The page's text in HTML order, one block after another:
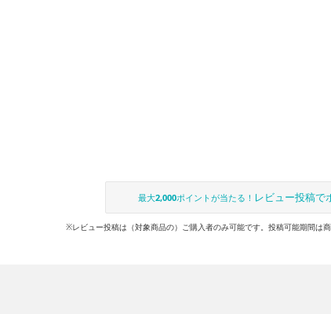
最大2,000ポイントが当たる！ レビュー投稿で
※レビュー投稿は（対象商品の）ご購入者のみ可能です。投稿可能期間は